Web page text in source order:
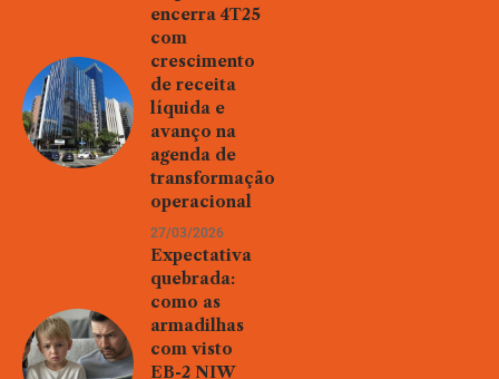
encerra 4T25
com
crescimento
de receita
líquida e
avanço na
agenda de
transformação
operacional
27/03/2026
Expectativa
quebrada:
como as
armadilhas
com visto
EB-2 NIW